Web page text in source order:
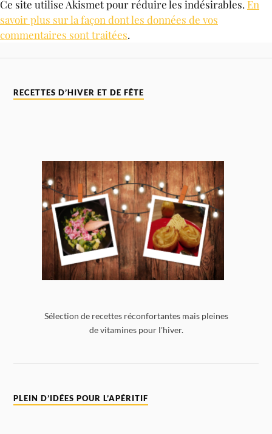
Ce site utilise Akismet pour réduire les indésirables. En
savoir plus sur la façon dont les données de vos
commentaires sont traitées.
RECETTES D’HIVER ET DE FÊTE
Sélection de recettes réconfortantes mais pleines
de vitamines pour l'hiver.
PLEIN D’IDÉES POUR L’APÉRITIF